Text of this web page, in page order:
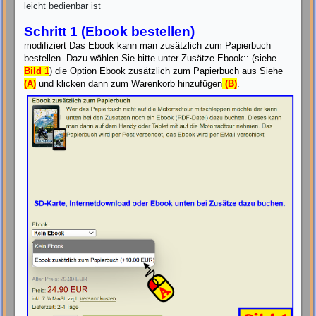
leicht bedienbar ist
Schritt 1 (Ebook bestellen)
modifiziert Das Ebook kann man zusätzlich zum Papierbuch
bestellen. Dazu wählen Sie bitte unter Zusätze Ebook:: (siehe
Bild 1) die Option Ebook zusätzlich zum Papierbuch aus Siehe
(A) und klicken dann zum Warenkorb hinzufügen (B)